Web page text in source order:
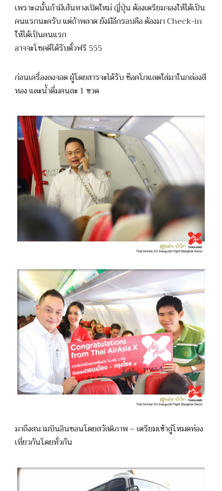
เพราะฉนั้นถ้ามีเส้นทางเปิดใหม่ ญี่ปุ่น ต้องเตรียมจองให้ได้เป็น
คนแรกนะครับ แต่ถ้าพลาด ยังมีอีกรอบคือ ต้องมา Check-in
ให้ได้เป็นคนแรก
อาจจะโชคดีได้รับตั๋วฟรี 555
ก่อนเครื่องลงจอด ผู้โดยสารจะได้รับ ช็อคโกแลตใส่มาในกล่องสี
ทอง และน้ำดื่มคนละ 1 ขวด
มาถึงสนามบินอินชอนโดยสวัสดิภาพ – เตรียมเข้าสู่โหมดท่อง
เที่ยวกันโดยทั่วกัน